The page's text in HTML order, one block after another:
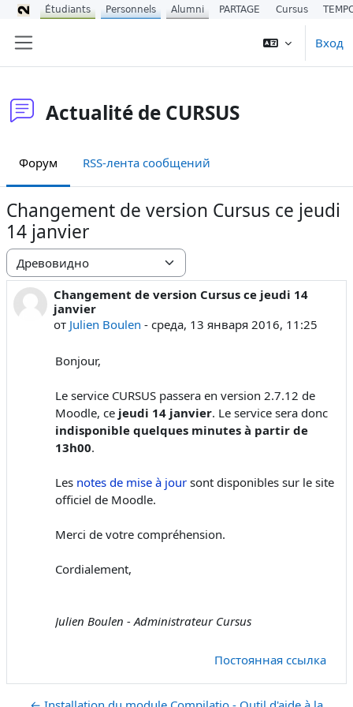
Вход
Actualité de CURSUS
Форум RSS-лента сообщений
Changement de version Cursus ce jeudi
14 janvier
Режим отображения
Changement de version Cursus ce jeudi 14
janvier
от Julien Boulen - среда, 13 января 2016, 11:25
Количество ответов: 0
Bonjour,
Le service CURSUS passera en version 2.7.12 de
Moodle, ce jeudi 14 janvier. Le service sera donc
indisponible quelques minutes à partir de
13h00.
Les notes de mise à jour sont disponibles sur le site
officiel de Moodle.
Merci de votre compréhension.
Cordialement,
Julien Boulen - Administrateur Cursus
Постоянная ссылка
Étudiants Personnels Alumni PARTAGE Cursus